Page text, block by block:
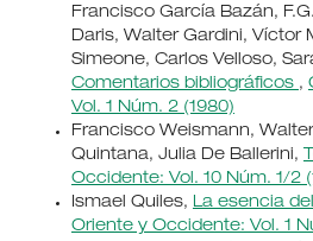
Francisco García Bazán,
Daris, Walter Gardini, Víctor
Simeone, Carlos Velloso,
Comentarios bibliográficos ,
Vol. 1 Núm. 2 (1980)
Francisco Weismann,
Quintana, Julia De Ballerini,
Occidente: Vol. 10 Núm. 1/2
Ismael Quiles, La esencia
Oriente y Occidente: Vol. 1